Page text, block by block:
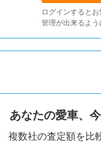
ログインすると
管理が出来るよう
あなたの愛車、
複数社の査定額を比